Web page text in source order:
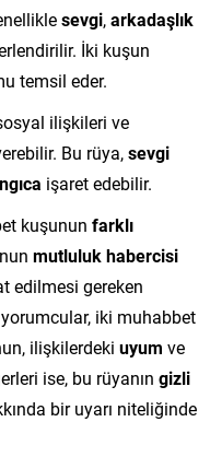
sevgi,arkadaşlık
İki kuşun
temsil eder.
ilişkileri ve
Bu rüya,sevgi
işaret edebilir.
kuşunun farklı
mutluluk habercisi
edilmesi gereken
iki muhabbet
ilişkilerdeki uyum ve
ise, bu rüyanın gizli
bir uyarı niteliğinde